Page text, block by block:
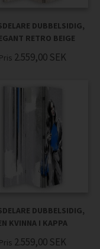
DUBBELSIDIG,
RETRO BEIGE
Pris 2.559,00 SEK
DUBBELSIDIG,
KVINNA I KAPPA
Pris 2.559,00 SEK